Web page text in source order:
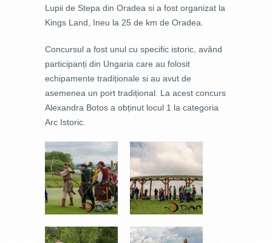
Lupii de Stepa din Oradea si a fost organizat la
Kings Land, Ineu la 25 de km de Oradea.
Concursul a fost unul cu specific istoric, având
participanți din Ungaria care au folosit
echipamente tradiționale si au avut de
asemenea un port tradițional. La acest concurs
Alexandra Botos a obținut locul 1 la categoria
Arc Istoric.
14094262620_52298B892E_O.JPG
_DSC7625.JPG
_DSC7646.JPG _DSC7648.JPG